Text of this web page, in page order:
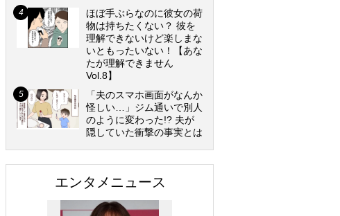
ほぼ手ぶらなのに彼女の荷
物は持ちたくない？ 彼を
理解できないけど楽しまな
いともったいない！【あな
たが理解できません
Vol.8】
「夫のスマホ画面がなんか
怪しい…」ジム通いで別人
のように変わった!? 夫が
隠していた衝撃の事実とは
エンタメニュース